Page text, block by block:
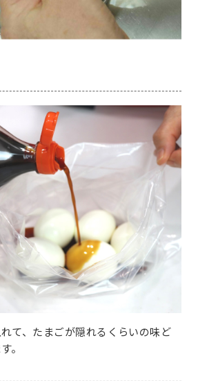
て、たまごが隠れるくらいの味ど
。